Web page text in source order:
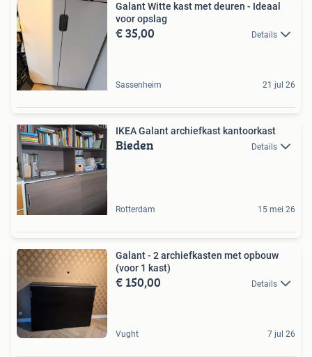
Galant Witte kast met deuren - Ideaal
voor opslag
€ 35,00 Details
Sassenheim 21 jul 26
IKEA Galant archiefkast kantoorkast
Bieden Details
Rotterdam 15 mei 26
Galant - 2 archiefkasten met opbouw
(voor 1 kast)
€ 150,00 Details
Vught 7 jul 26